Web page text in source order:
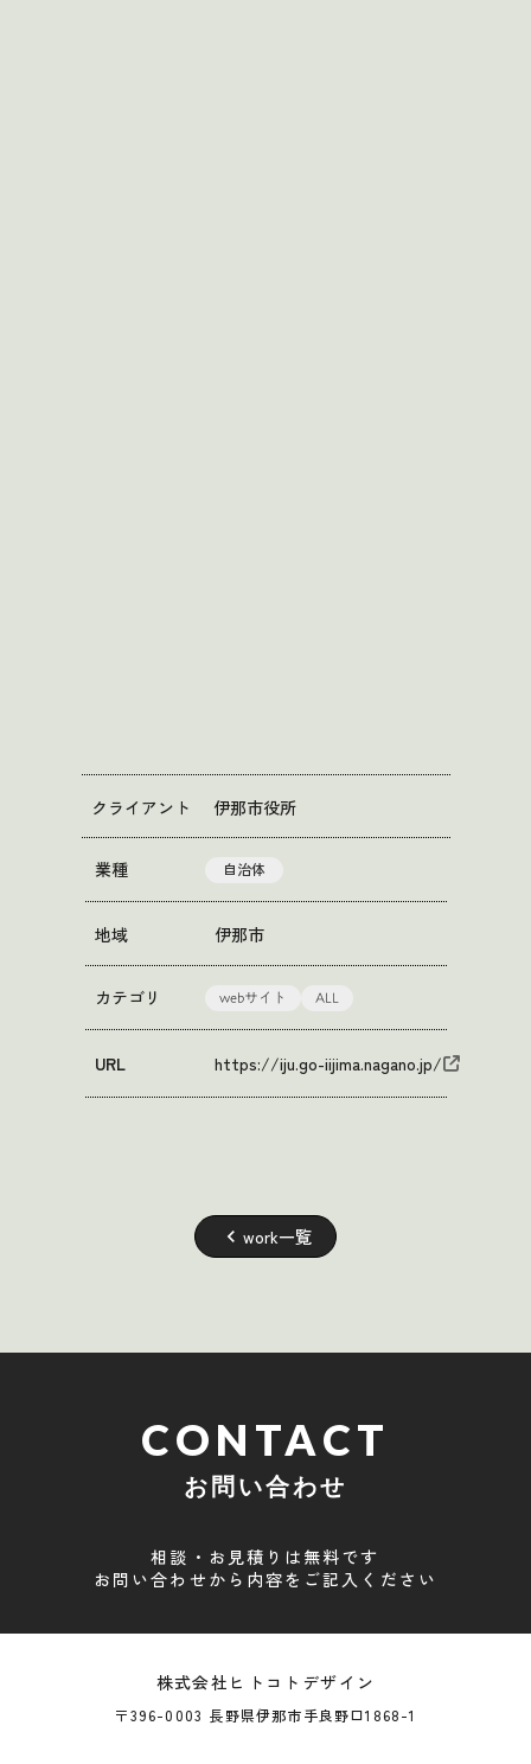
クライアント 伊那市役所
業種 自治体
地域 伊那市
カテゴリ webサイト ALL
URL https://iju.go-iijima.nagano.jp/
keyboard_arrow_left work一覧
CONTACT
お問い合わせ
相談・お見積りは無料です
お問い合わせから内容をご記入ください
株式会社ヒトコトデザイン
〒396-0003 長野県伊那市手良野口1868-1